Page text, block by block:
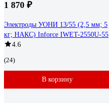
1 870 ₽
Электроды УОНИ 13/55 (2,5 мм; 5
кг; НАКС) Inforce IWET-2550U-55
4.6
(24)
В корзину